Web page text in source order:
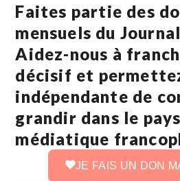
Faites partie des
mensuels du
Aidez-nous à
décisif et
indépendante de
grandir dans le
médiatique
JE FAIS UN DON